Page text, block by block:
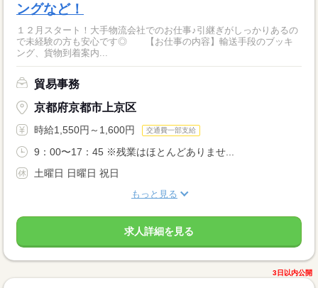
ングなど！
１２月スタート！大手物流会社でのお仕事♪引継ぎがしっかりあるの
で未経験の方も安心です◎ 【お仕事の内容】輸送手段のブッキ
ング、貨物到着案内...
貿易事務
京都府京都市上京区
時給1,550円～1,600円 交通費一部支給
9：00〜17：45 ※残業はほとんどありませ...
土曜日 日曜日 祝日
もっと見る
求人詳細を見る
3日以内公開